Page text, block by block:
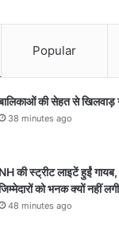
Popular
की सेहत से
38 minutes ago
NH की स्ट्रीट लाइटें हुईं
को भनक क्यों नहीं
48 minutes ago